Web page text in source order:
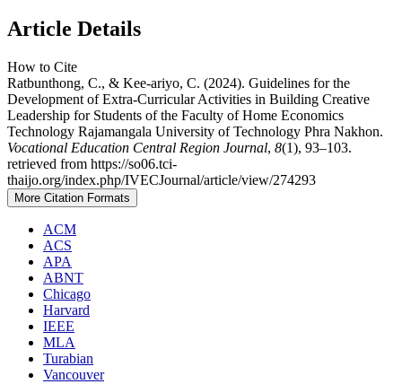
Article Details
How to Cite
Ratbunthong, C., & Kee-ariyo, C. (2024). Guidelines for the
Development of Extra-Curricular Activities in Building Creative
Leadership for Students of the Faculty of Home Economics
Technology Rajamangala University of Technology Phra Nakhon.
Vocational Education Central Region Journal, 8(1), 93–103.
retrieved from https://so06.tci-
thaijo.org/index.php/IVECJournal/article/view/274293
More Citation Formats
ACM
ACS
APA
ABNT
Chicago
Harvard
IEEE
MLA
Turabian
Vancouver